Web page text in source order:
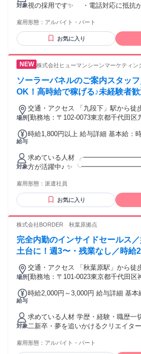
対象視の採用です✨ ・電話対応に抵抗がない方 ・福祉業界に興
と話すことが好きな方 ・テレアポ経験者歓迎 ・人材業界経験
者歓迎
雇用形態： アルバイト・パート
お気に入り
株式会社ヒューマンシーンマーケティン
ソーラーパネルのご案内スタッ
OK！高時給で稼げる♪未経験者歓
場所
交通・アクセス 「九段下」駅から徒
[勤務地：〒102-0073東京都千代田区
給与
時給1,800円以上 給与詳細 基本給：時給
対象
求めている人材
方が活躍中♪ ✨
フリーター／主婦(夫) ╭━━━━━━━━━━━━━━╮ ✨
こんな方にピッタリ ✨
残業はしたくない！ ◉ 短期で働いて
もOKです✨
雇用形態： 派遣社員
お気に入り
株式会社BORDER 秋葉原拠点
完全内勤のインサイドセールス
土台に！週3〜・残業なし／時給
場所
交通・アクセス 「秋葉原駅」から徒
本町駅」から徒歩8分
[勤務地：〒101-0023東京都千代田区
給与
時給2,000円～3,000円 給与詳細 基本
対象
求めている人材 学歴・経験・職歴一
二新卒・夢を追いかけるクリエイター大歓迎！
楽や俳優、クリエイティブな活動と
雇用形態： アルバイト・パート